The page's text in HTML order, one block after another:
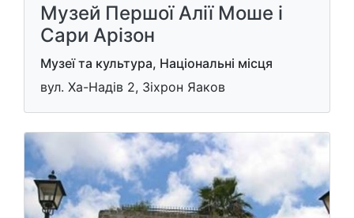
Музей Першої Алії Моше і
Сари Арізон
Музеї та культура, Національні місця
вул. Ха-Надів 2, Зіхрон Яаков